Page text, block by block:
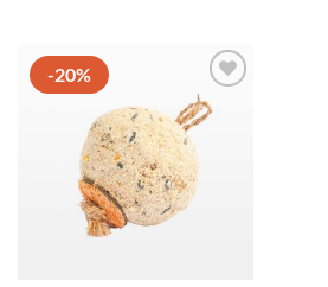
-20%
Toevoegen
aan
favorieten